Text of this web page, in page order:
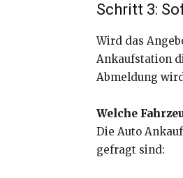
Schritt 3:
Wird das
Ankaufstation
Abmeldung
Welche
Die Auto
gefragt sind: